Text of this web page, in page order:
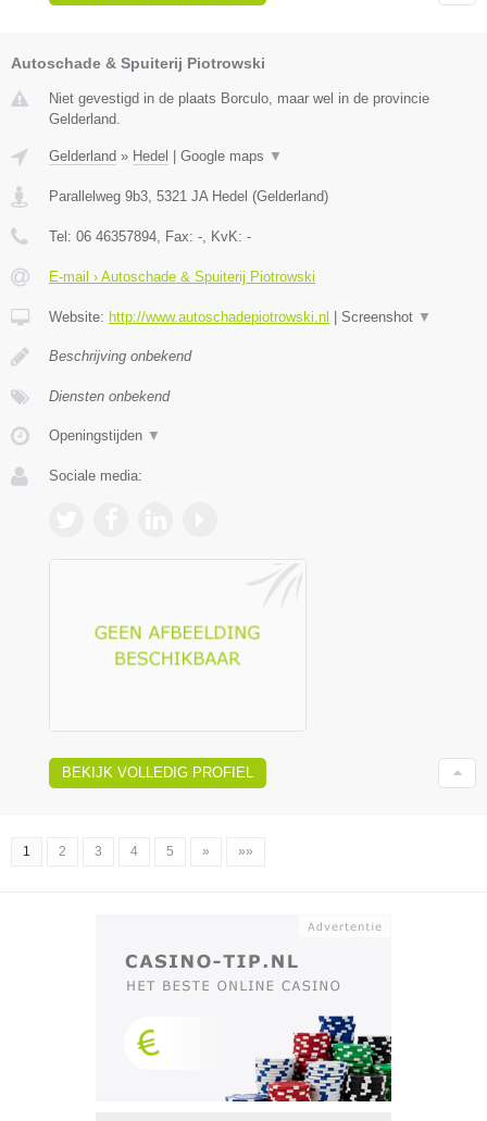
Autoschade & Spuiterij Piotrowski
Niet gevestigd in de plaats Borculo, maar wel in de provincie
Gelderland.
Gelderland » Hedel Google maps ▼
Parallelweg 9b3, 5321 JA Hedel (Gelderland)
Tel: 06 46357894, Fax: -, KvK: -
E-mail › Autoschade & Spuiterij Piotrowski
Website: http://www.autoschadepiotrowski.nl Screenshot ▼
Beschrijving onbekend
Diensten onbekend
Openingstijden ▼
Sociale media:
BEKIJK VOLLEDIG PROFIEL
1 2 3 4 5 » »»